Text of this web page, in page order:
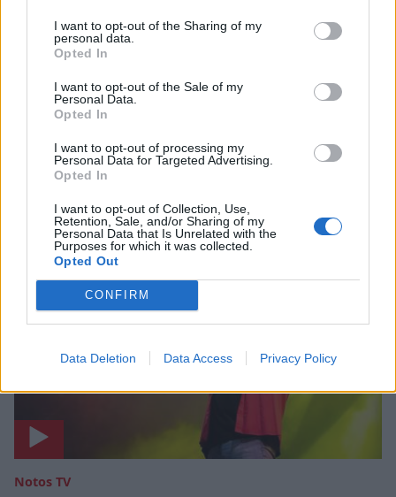
I want to opt-out of the Sharing of my
personal data.
Opted In
I want to opt-out of the Sale of my
Personal Data.
Opted In
I want to opt-out of processing my
Personal Data for Targeted Advertising.
Opted In
I want to opt-out of Collection, Use,
Retention, Sale, and/or Sharing of my
Personal Data that Is Unrelated with the
Purposes for which it was collected.
Opted Out
CONFIRM
Data Deletion Data Access Privacy Policy
Βασίλης Παπακωνσταντίνου, Έλληνας
«Μπρους Σπρίνγκστιν της Ελλάδας»
21 Ιουνίου 2023 08:30
Notos TV